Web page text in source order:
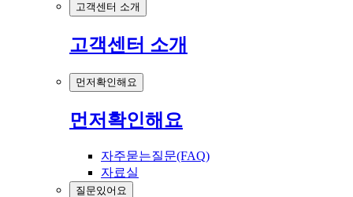
고객센터 소개
고객센터 소개
먼저확인해요
먼저확인해요
자주묻는질문(FAQ)
자료실
질문있어요